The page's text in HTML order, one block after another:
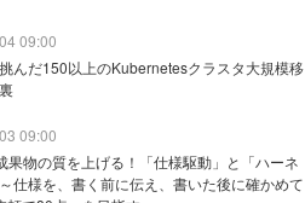
09:00
んだ150以上のKubernetesクラスタ大規模移
09:00
果物の質を上げる！「仕様駆動」と「ハーネ
仕様を、書く前に伝え、書いた後に確かめて